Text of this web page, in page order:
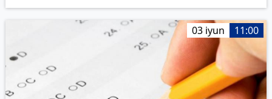
03 iyun 11:00